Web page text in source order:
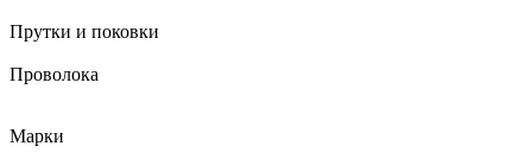
Прутки и поковки
Проволока
Марки